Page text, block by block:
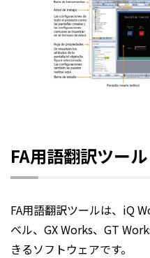
FA用語翻訳ツール
FA用語翻訳ツールは、iQ
ベル、GX Works、GT
きるソフトウェアです。